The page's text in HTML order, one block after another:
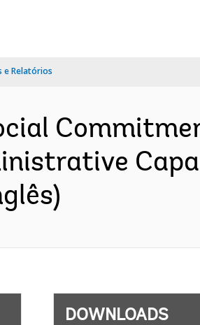
e Relatórios
DOWNLOADS